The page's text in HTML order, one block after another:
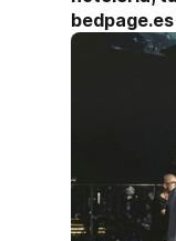
bedpage.es